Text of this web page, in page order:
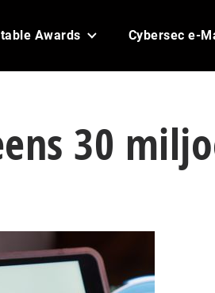
Awards Cybersec e-
30